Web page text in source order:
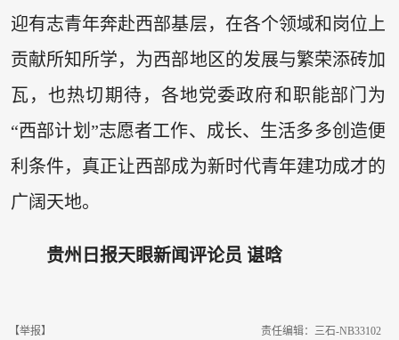
迎有志青年奔赴西部基层，在各个领域和岗位上
贡献所知所学，为西部地区的发展与繁荣添砖加
瓦，也热切期待，各地党委政府和职能部门为
“西部计划”志愿者工作、成长、生活多多创造便
利条件，真正让西部成为新时代青年建功成才的
广阔天地。
贵州日报天眼新闻评论员 谌晗
【举报】 责任编辑：三石-NB33102